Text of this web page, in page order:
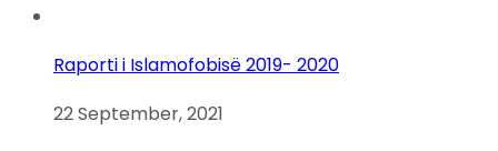
Raporti i Islamofobisë 2019- 2020
22 September, 2021